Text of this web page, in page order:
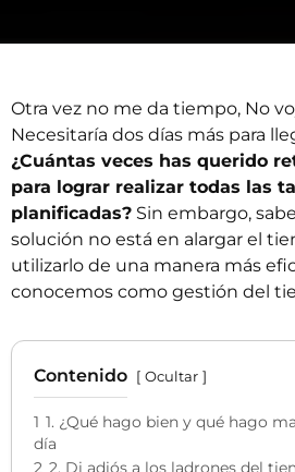
Otra vez no me da tiempo, No
Necesitaría dos días más para
¿Cuántas veces has querido
para lograr realizar todas las
planificadas? Sin embargo,
solución no está en alargar el
utilizarlo de una manera más
conocemos como gestión del
Contenido Ocultar
1 1. ¿Qué hago bien y qué hago
día
2 2. Di adiós a los ladrones del